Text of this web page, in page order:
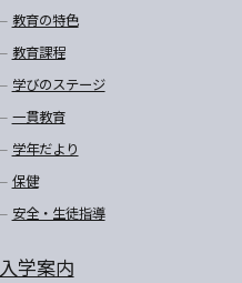
教育の特色
教育課程
学びのステージ
一貫教育
学年だより
保健
安全・生徒指導
入学案内